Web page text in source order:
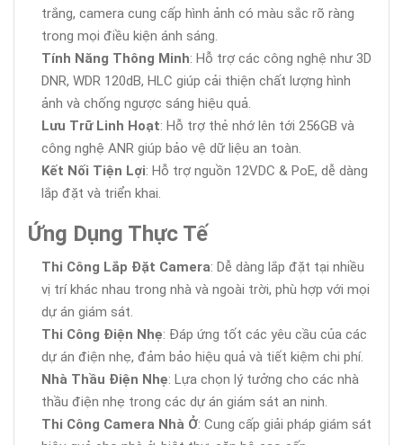
trắng, camera cung cấp hình ảnh có màu sắc rõ ràng
trong mọi điều kiện ánh sáng.
Tính Năng Thông Minh: Hỗ trợ các công nghệ như 3D
DNR, WDR 120dB, HLC giúp cải thiện chất lượng hình
ảnh và chống ngược sáng hiệu quả.
Lưu Trữ Linh Hoạt: Hỗ trợ thẻ nhớ lên tới 256GB và
công nghệ ANR giúp bảo vệ dữ liệu an toàn.
Kết Nối Tiện Lợi: Hỗ trợ nguồn 12VDC & PoE, dễ dàng
lắp đặt và triển khai.
Ứng Dụng Thực Tế
Thi Công Lắp Đặt Camera: Dễ dàng lắp đặt tại nhiều
vị trí khác nhau trong nhà và ngoài trời, phù hợp với mọi
dự án giám sát.
Thi Công Điện Nhẹ: Đáp ứng tốt các yêu cầu của các
dự án điện nhẹ, đảm bảo hiệu quả và tiết kiệm chi phí.
Nhà Thầu Điện Nhẹ: Lựa chọn lý tưởng cho các nhà
thầu điện nhẹ trong các dự án giám sát an ninh.
Thi Công Camera Nhà Ở: Cung cấp giải pháp giám sát